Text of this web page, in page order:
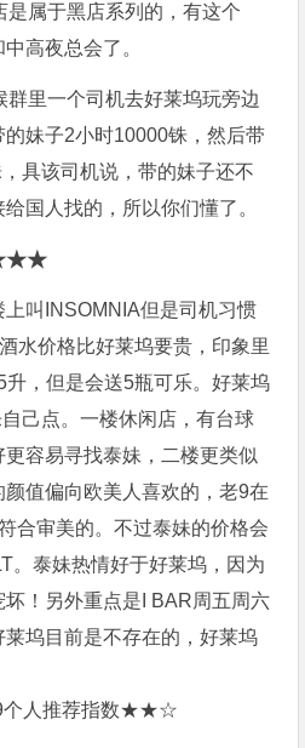
属于黑店系列的，有这个
高夜总会了。
群里一个司机去好莱坞玩旁边
妹子2小时10000铢，然后带
具该司机说，带的妹子还不
国人找的，所以你们懂了。
★★★
叫INSOMNIA但是司机习惯
水价格比好莱坞要贵，印象里
升，但是会送5瓶可乐。好莱坞
己点。一楼休闲店，有台球
容易寻找泰妹，二楼更类似
值偏向欧美人喜欢的，老9在
合审美的。不过泰妹的价格会
。泰妹热情好于好莱坞，因为
！另外重点是I BAR周五周六
坞目前是不存在的，好莱坞
个人推荐指数★★☆